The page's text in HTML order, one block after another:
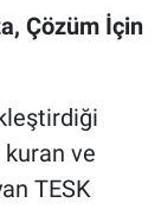
Çözüm İçin
ve
TESK